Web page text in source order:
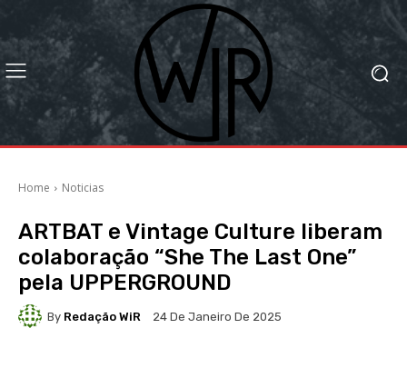
Home Noticias
ARTBAT e Vintage Culture liberam
colaboração “She The Last One”
pela UPPERGROUND
By Redação WiR 24 De Janeiro De 2025